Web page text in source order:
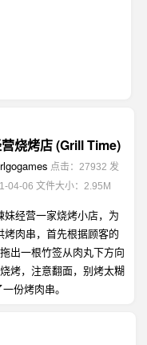
烧烤店 (Grill Time)
点击：27932 发
04-06 文件大小：2.95M
妹经营一家烧烤小店，为
烤肉串，首先根据顾客的
出一根竹签从肉丸下方向
烤，注意翻面，别烤太糊
份烤肉串。